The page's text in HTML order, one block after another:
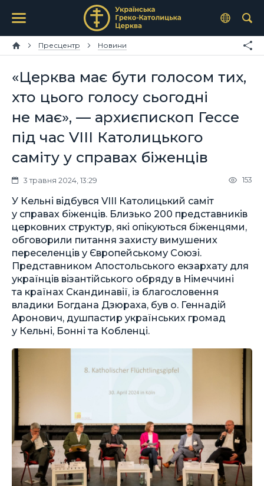
Пресцентр Новини
«Церква має бути голосом тих,
хто цього голосу сьогодні
не має», — архиєпископ Гессе
під час VIII Католицького
саміту у справах біженців
3 травня 2024, 13:29 153
У Кельні відбувся VIII Католицький саміт
у справах біженців. Близько 200 представників
церковних структур, які опікуються біженцями,
обговорили питання захисту вимушених
переселенців у Європейському Союзі.
Представником Апостольського екзархату для
українців візантійського обряду в Німеччині
та країнах Скандинавії, із благословення
владики Богдана Дзюраха, був о. Геннадій
Аронович, душпастир українських громад
у Кельні, Бонні та Кобленці.